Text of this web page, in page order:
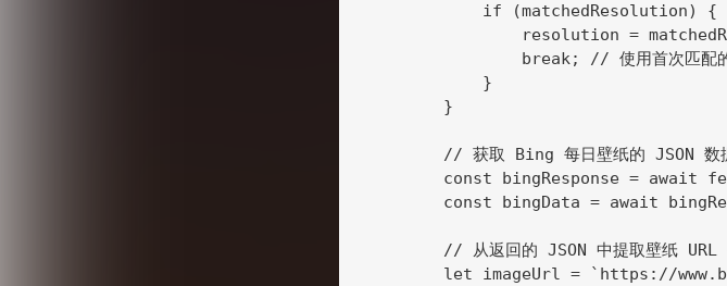
            if (matchedResolution) {
resolution =
break; // 使用首次匹配
            }
        }
// 获取 Bing 每日壁纸的 JSON 数
const bingResponse = await
const bingData = await
// 从返回的 JSON 中提取壁纸 URL
let imageUrl = `https://